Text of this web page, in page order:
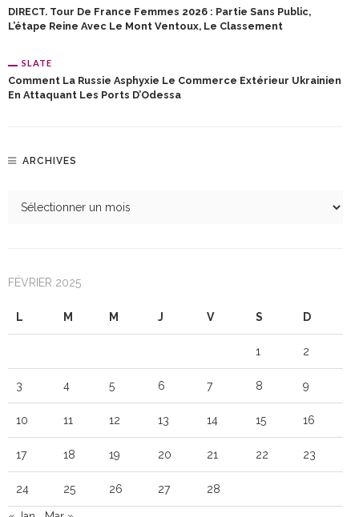
DIRECT. Tour De France Femmes 2026 : Partie Sans Public,
L’étape Reine Avec Le Mont Ventoux, Le Classement
SLATE
Comment La Russie Asphyxie Le Commerce Extérieur Ukrainien
En Attaquant Les Ports D’Odessa
ARCHIVES
FÉVRIER 2025
L M M J V S D
1 2
3 4 5 6 7 8 9
10 11 12 13 14 15 16
17 18 19 20 21 22 23
24 25 26 27 28